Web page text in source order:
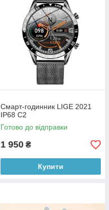
Смарт-годинник LIGE 2021
IP68 C2
Готово до відправки
1 950 ₴
Купити